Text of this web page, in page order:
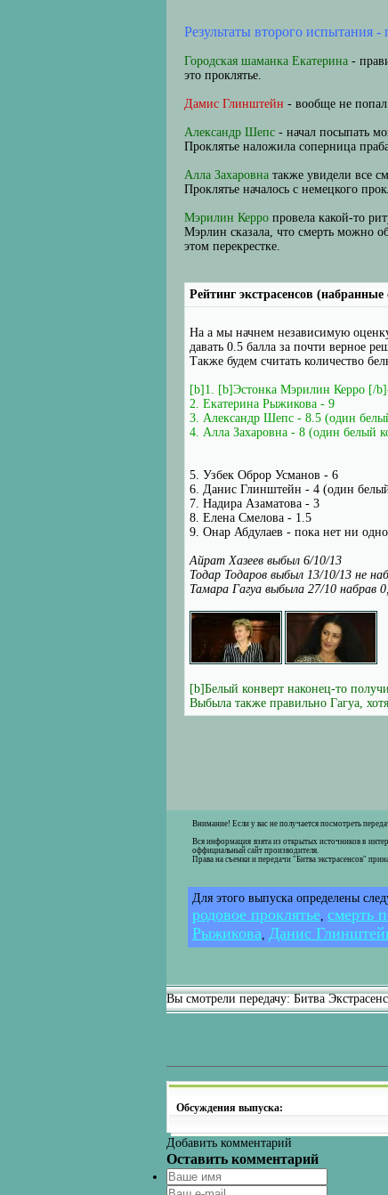
Результаты второго испытания
Городская шаманка Екатерина -
это проклятье.
Дамис Глинштейн - вообще не
Александр Шепс - начал посыпать
Проклятье наложила соперница
Алла Захаровна также увидели все
Проклятье началось с немецкого
Мэрилин Керро провела какой-то
Мэрлин сказала, что смерть можно
этом перекрестке.
Рейтинг экстрасенсов
На а мы начнем независимую
давать 0.5 балла за почти верное
Также будем считать количество
[b]1. [b]Эстонка Мэрилин Керро [/
2. Екатерина Рыжикова - 9
3. Александр Шепс - 8.5 (один
4. Алла Захаровна - 8 (один белый
5. Узбек Оброр Усманов - 6
6. Данис Глинштейн - 4 (один
7. Надира Азаматова - 3
8. Елена Смелова - 1.5
9. Онар Абдулаев - пока нет ни
Айрат Хазеев выбыл 6/10/13
Тодар Тодаров выбыл 13/10/13 не
Тамара Гагуа выбыла 27/10 набрав
[b]Белый конверт наконец-то
Выбыла также правильно Гагуа,
Внимание! Если у вас не получается посмотреть
Вся информация взята из открытых источников в
оффициальный сайт производителя.
Права на съемки и передачи "Битва экстрасенсов"
Для этого выпуска определены
родовое проклятье,смерть
Рыжикова,Данис
Вы смотрели передачу: Битва
Обсуждения выпуска:
Добавить комментарий
Оставить комментарий